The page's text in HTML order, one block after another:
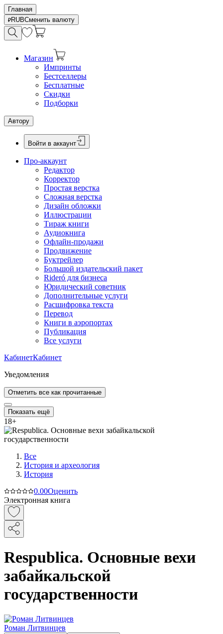
Главная
RUBСменить валюту
Магазин
Импринты
Бестселлеры
Бесплатные
Скидки
Подборки
Автору
Войти в аккаунт
Про-аккаунт
Редактор
Корректор
Простая верстка
Сложная верстка
Дизайн обложки
Иллюстрации
Тираж книги
Аудиокнига
Офлайн-продажи
Продвижение
Буктрейлер
Большой издательский пакет
Rideró для бизнеса
Юридический советник
Дополнительные услуги
Расшифровка текста
Перевод
Книги в аэропортах
Публикация
Все услуги
КабинетКабинет
Уведомления
Отметить все как прочитанные
Показать ещё
18+
Все
История и археология
История
0.00Оценить
Электронная книга
Respublica. Основные вехи
забайкальской
государственности
Роман Литвинцев